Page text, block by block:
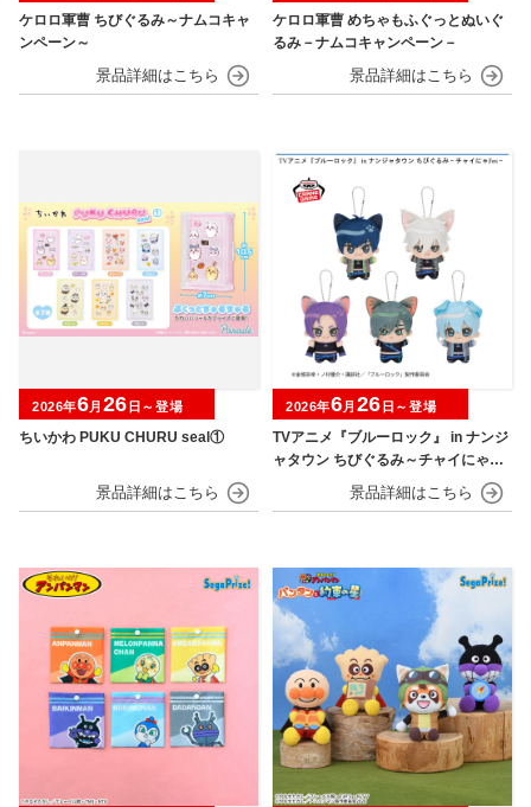
ケロロ軍曹 ちびぐるみ～ナムコキャ
ンペーン～
ケロロ軍曹 めちゃもふぐっとぬいぐ
るみ－ナムコキャンペーン－
ちいかわ PUKU CHURU seal①
2026年6月 26 日～登場
TVアニメ『ブルーロック』 in ナンジ
ャタウン ちびぐるみ～チャイにゃFe
2026年6月 26 日～登場